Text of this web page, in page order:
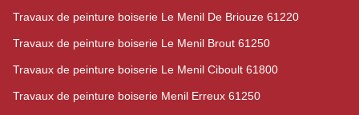
Travaux de peinture boiserie Le Menil De Briouze 61220
Travaux de peinture boiserie Le Menil Brout 61250
Travaux de peinture boiserie Le Menil Ciboult 61800
Travaux de peinture boiserie Menil Erreux 61250